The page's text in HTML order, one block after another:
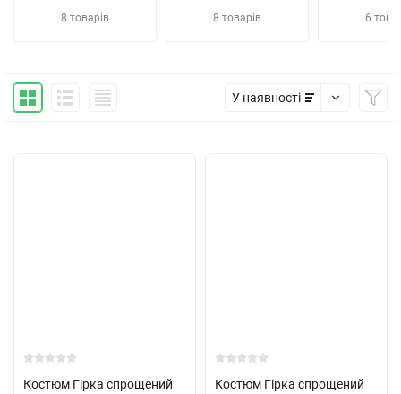
8 товарів 8 товарів 6
У наявності
Костюм Гірка спрощений
Костюм Гірка спрощений